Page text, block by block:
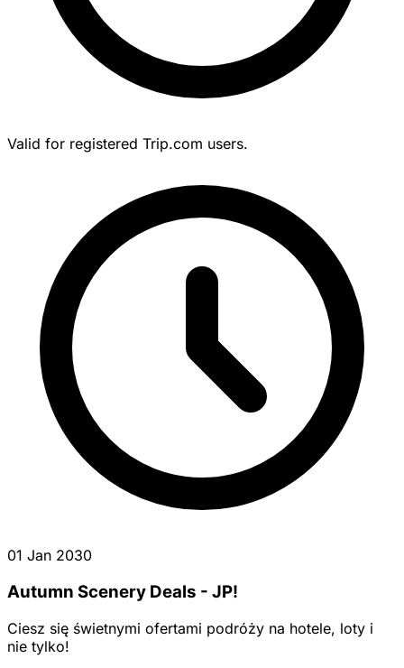
Valid for registered Trip.com users.
01 Jan 2030
Autumn Scenery Deals - JP!
Ciesz się świetnymi ofertami podróży na hotele, loty i
nie tylko!